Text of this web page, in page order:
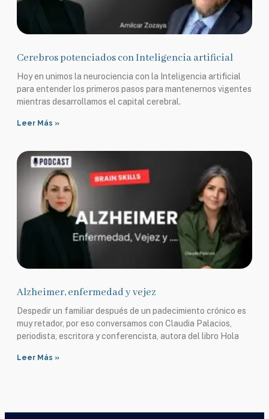
Cerebros potenciados con Inteligencia artificial
Hoy en unimos la neurociencia con la Inteligencia artificial
para entender los primeros pasos para mantenernos vigentes
mientras desarrollamos el capital cerebral.
Leer Más »
Alzheimer, enfermedad y vejez
Despedir un familiar después de un padecimiento crónico es
muy retador, por eso conversamos con Claudia Palacios,
periodista, escritora y conferencista, autora del libro Hola
Leer Más »